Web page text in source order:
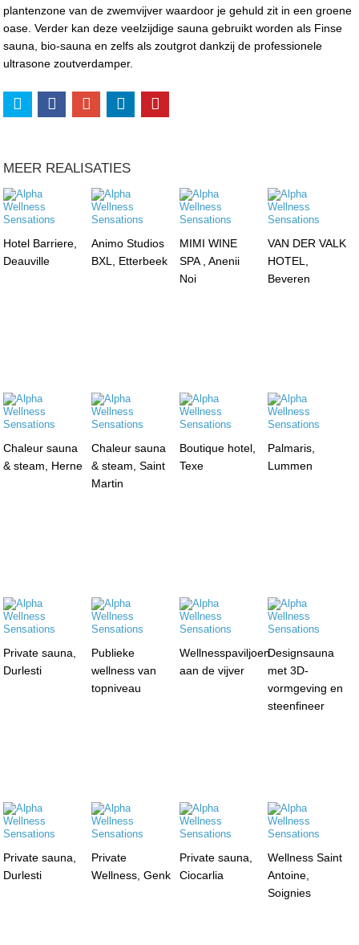
plantenzone van de zwemvijver waardoor je gehuld zit in een groene
oase. Verder kan deze veelzijdige sauna gebruikt worden als Finse
sauna, bio-sauna en zelfs als zoutgrot dankzij de professionele
ultrasone zoutverdamper.
MEER REALISATIES
Hotel Barriere,
Deauville
Animo Studios
BXL, Etterbeek
MIMI WINE
SPA , Anenii
Noi
VAN DER VALK
HOTEL,
Beveren
Chaleur sauna
& steam, Herne
Chaleur sauna
& steam, Saint
Martin
Boutique hotel,
Texe
Palmaris,
Lummen
Private sauna,
Durlesti
Publieke
wellness van
topniveau
Wellnesspaviljoen
aan de vijver
Designsauna
met 3D-
vormgeving en
steenfineer
Private sauna,
Durlesti
Private
Wellness, Genk
Private sauna,
Ciocarlia
Wellness Saint
Antoine,
Soignies